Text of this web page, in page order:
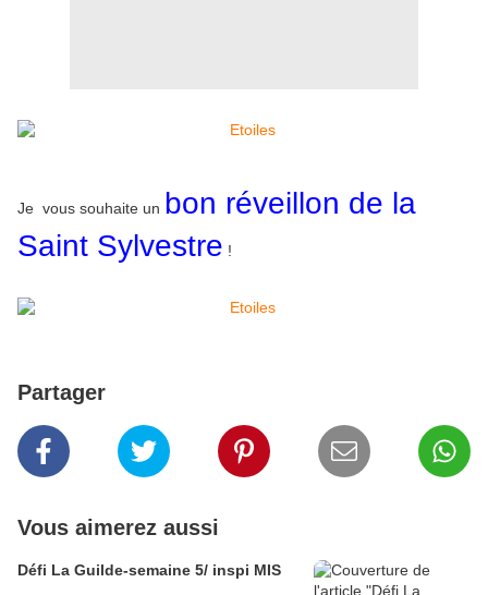
Je vous souhaite un bon réveillon de la
Saint Sylvestre !
Partager
Vous aimerez aussi
Défi La Guilde-semaine 5/ inspi MIS